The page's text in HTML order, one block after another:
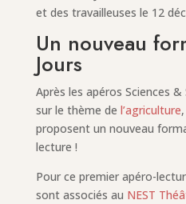
et des travailleuses le 12
Un nouveau
Jours
Après les apéros Sciences
sur le thème de l’agriculture
proposent un nouveau
lecture !
Pour ce premier apéro-
sont associés au NEST